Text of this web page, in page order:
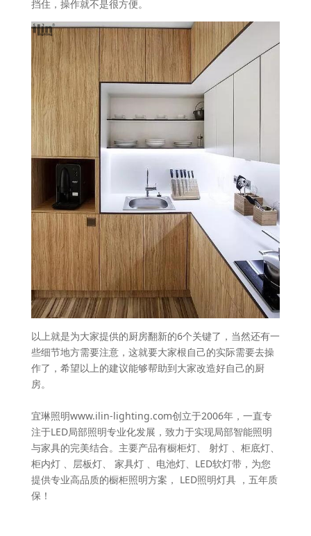
挡住，操作就不是很方便。
以上就是为大家提供的厨房翻新的6个关键了，当然还有一
些细节地方需要注意，这就要大家根自己的实际需要去操
作了，希望以上的建议能够帮助到大家改造好自己的厨
房。
宜琳照明www.ilin-lighting.com创立于2006年，一直专
注于LED局部照明专业化发展，致力于实现局部智能照明
与家具的完美结合。主要产品有橱柜灯、 射灯 、柜底灯、
柜内灯 、层板灯、 家具灯 、电池灯、LED软灯带，为您
提供专业高品质的橱柜照明方案， LED照明灯具 ，五年质
保！